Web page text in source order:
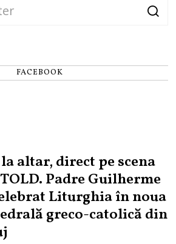
FACEBOOK
altar, direct pe scena
Padre Guilherme
Liturghia în noua
greco-catolică din